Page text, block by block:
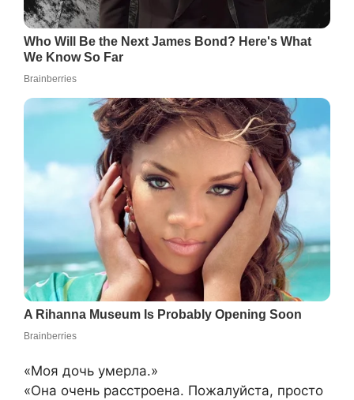
«Моя дочь умерла.»
«Она очень расстроена. Пожалуйста, просто